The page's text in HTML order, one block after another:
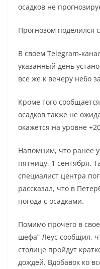
осадков не
Прогнозом поделился
В своем Telegram-
указанный день
все же к вечеру небо
Кроме того
осадков также не
окажется на уровне
Напомним, что ранее
пятницу, 1 сентября.
специалист центра
рассказал, что в
погода с осадками.
Помимо прочего в
шефа” Леус сообщил,
столице пройдут
дождей. Вдобавок ко